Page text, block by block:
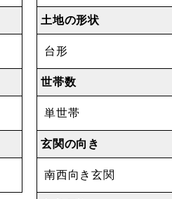
土地の形状
台形
世帯数
単世帯
玄関の向き
南西向き玄関